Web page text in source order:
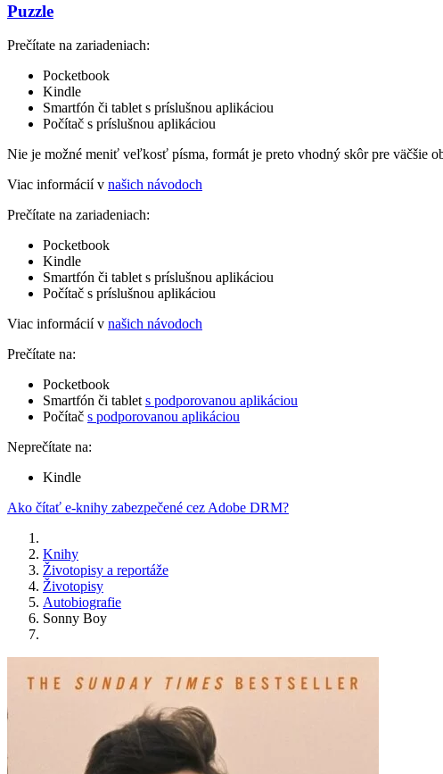
Puzzle
Prečítate na zariadeniach:
Pocketbook
Kindle
Smartfón či tablet s príslušnou aplikáciou
Počítač s príslušnou aplikáciou
Nie je možné meniť veľkosť písma, formát je preto vhodný skôr pre väčšie
Viac informácií v našich návodoch
Prečítate na zariadeniach:
Pocketbook
Kindle
Smartfón či tablet s príslušnou aplikáciou
Počítač s príslušnou aplikáciou
Viac informácií v našich návodoch
Prečítate na:
Pocketbook
Smartfón či tablet s podporovanou aplikáciou
Počítač s podporovanou aplikáciou
Neprečítate na:
Kindle
Ako čítať e-knihy zabezpečené cez Adobe DRM?
Knihy
Životopisy a reportáže
Životopisy
Autobiografie
Sonny Boy